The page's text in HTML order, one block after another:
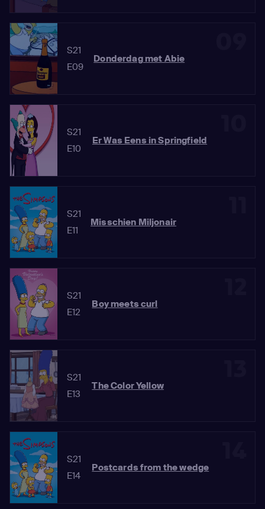
S21
E09
Donderdag met Abie
S21
E10
Er Was Eens in Springfield
S21
E11
Misschien Miljonair
S21
E12
Boy meets curl
S21
E13
The Color Yellow
S21
E14
Postcards from the wedge